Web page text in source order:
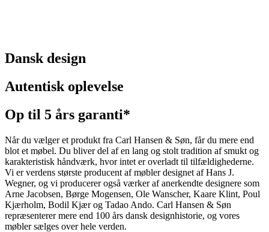
Dansk design
Autentisk oplevelse
Op til 5 års garanti*
Når du vælger et produkt fra Carl Hansen & Søn, får du mere end
blot et møbel. Du bliver del af en lang og stolt tradition af smukt og
karakteristisk håndværk, hvor intet er overladt til tilfældighederne.
Vi er verdens største producent af møbler designet af Hans J.
Wegner, og vi producerer også værker af anerkendte designere som
Arne Jacobsen, Børge Mogensen, Ole Wanscher, Kaare Klint, Poul
Kjærholm, Bodil Kjær og Tadao Ando. Carl Hansen & Søn
repræsenterer mere end 100 års dansk designhistorie, og vores
møbler sælges over hele verden.